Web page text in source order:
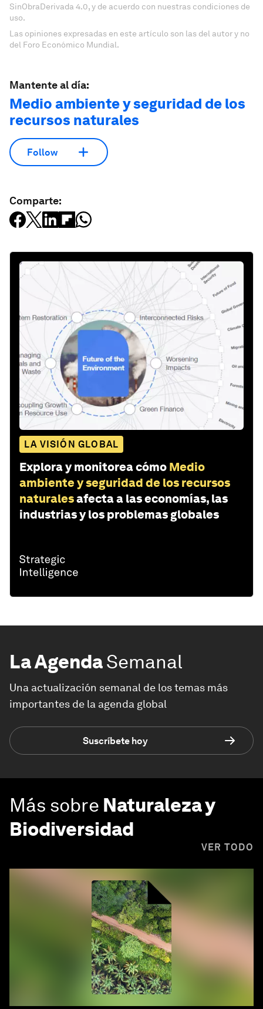
SinObraDerivada 4.0, y de acuerdo con nuestras condiciones de
uso.
Las opiniones expresadas en este artículo son las del autor y no
del Foro Económico Mundial.
Mantente al día:
Medio ambiente y seguridad de los
recursos naturales
Follow
Comparte:
LA VISIÓN GLOBAL
Explora y monitorea cómo Medio
ambiente y seguridad de los recursos
naturalesafecta a las economías, las
industrias y los problemas globales
La AgendaSemanal
Una actualización semanal de los temas más
importantes de la agenda global
Suscríbete hoy
Más sobre Naturaleza y
Biodiversidad
VER TODO